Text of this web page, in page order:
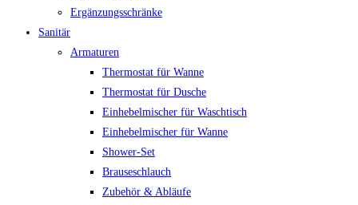
Ergänzungsschränke
Sanitär
Armaturen
Thermostat für Wanne
Thermostat für Dusche
Einhebelmischer für Waschtisch
Einhebelmischer für Wanne
Shower-Set
Brauseschlauch
Zubehör & Abläufe